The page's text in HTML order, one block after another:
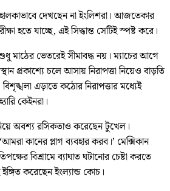
দেখছেন না ইংলিশরা। আজতেকার
হতে যাচ্ছে, এই সিদ্ধান্ত সেটিই স্পষ্ট করে।
মাঠের ভেতরেই সীমাবদ্ধ নয়। ম্যাচের আগে
প্রকাশ্যে চলে আসায় নিরাপত্তা নিয়েও বাড়তি
এড়াতে কঠোর নিরাপত্তার মধ্যেই
কেইনরা।
অবশ্য রসিকতাও করেছেন টুখেল।
কানের প্লাগ ব্যবহার করব।’ মেক্সিকান
বিশ্রামে ব্যাঘাত ঘটানোর চেষ্টা করতে
করেছেন ইংল্যান্ড কোচ।